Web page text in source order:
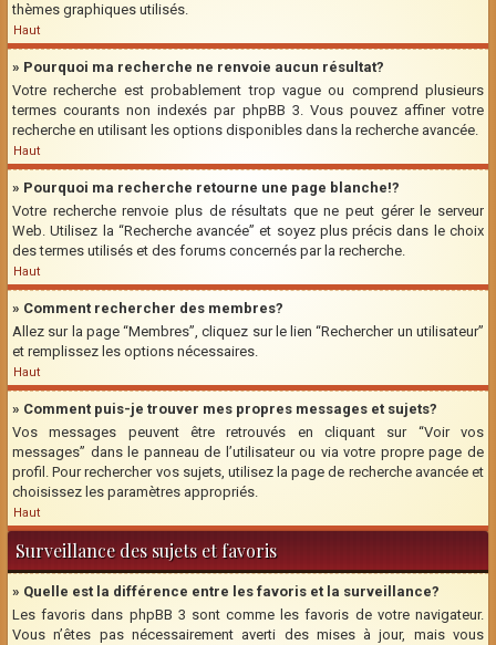
thèmes graphiques utilisés.
Haut
» Pourquoi ma recherche ne renvoie aucun résultat?
Votre recherche est probablement trop vague ou comprend plusieurs
termes courants non indexés par phpBB 3. Vous pouvez affiner votre
recherche en utilisant les options disponibles dans la recherche avancée.
Haut
» Pourquoi ma recherche retourne une page blanche!?
Votre recherche renvoie plus de résultats que ne peut gérer le serveur
Web. Utilisez la “Recherche avancée” et soyez plus précis dans le choix
des termes utilisés et des forums concernés par la recherche.
Haut
» Comment rechercher des membres?
Allez sur la page “Membres”, cliquez sur le lien “Rechercher un utilisateur”
et remplissez les options nécessaires.
Haut
» Comment puis-je trouver mes propres messages et sujets?
Vos messages peuvent être retrouvés en cliquant sur “Voir vos
messages” dans le panneau de l’utilisateur ou via votre propre page de
profil. Pour rechercher vos sujets, utilisez la page de recherche avancée et
choisissez les paramètres appropriés.
Haut
Surveillance des sujets et favoris
» Quelle est la différence entre les favoris et la surveillance?
Les favoris dans phpBB 3 sont comme les favoris de votre navigateur.
Vous n’êtes pas nécessairement averti des mises à jour, mais vous